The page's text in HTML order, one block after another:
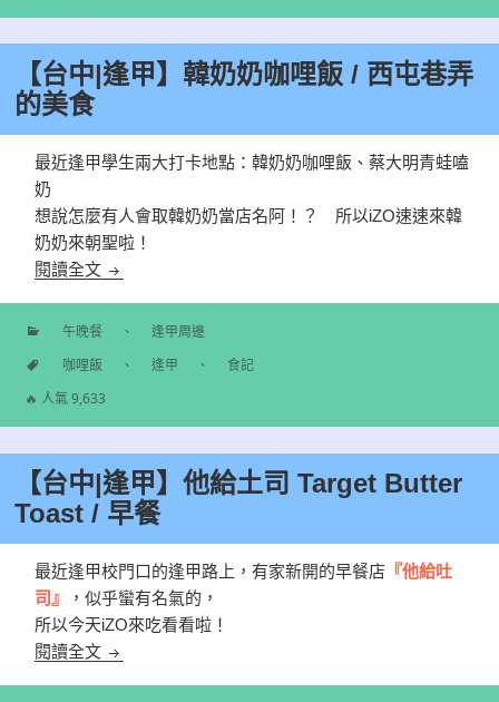
【台中|逢甲】韓奶奶咖哩飯 / 西屯巷弄
的美食
最近逢甲學生兩大打卡地點：韓奶奶咖哩飯、蔡大明青蛙嗑
奶
想說怎麼有人會取韓奶奶當店名阿！？ 所以iZO速速來韓
奶奶來朝聖啦！
閱讀全文 【台中|逢甲】韓奶奶咖哩飯 / 西屯巷弄的美食
分
午晚餐 、 逢甲周邊
標
咖哩飯 、 逢甲 、
食記
🔥 人氣 9,633
【台中|逢甲】他給土司 Target Butter
Toast / 早餐
最近逢甲校門口的逢甲路上，有家新開的早餐店 『他給吐
司』
，似乎蠻有名氣的，
所以今天iZO來吃看看啦！
閱讀全文 【台中|逢甲】他給土司 Target Butter Toast / 早餐